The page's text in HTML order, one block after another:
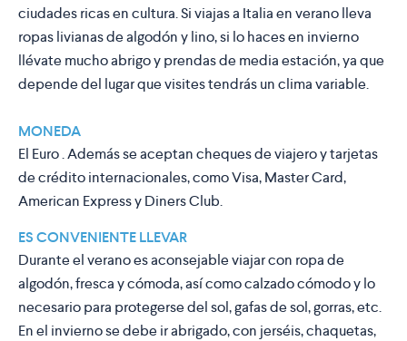
ciudades ricas en cultura. Si viajas a Italia en verano lleva
ropas livianas de algodón y lino, si lo haces en invierno
llévate mucho abrigo y prendas de media estación, ya que
depende del lugar que visites tendrás un clima variable.
MONEDA
El Euro . Además se aceptan cheques de viajero y tarjetas
de crédito internacionales, como Visa, Master Card,
American Express y Diners Club.
ES CONVENIENTE LLEVAR
Durante el verano es aconsejable viajar con ropa de
algodón, fresca y cómoda, así como calzado cómodo y lo
necesario para protegerse del sol, gafas de sol, gorras, etc.
En el invierno se debe ir abrigado, con jerséis, chaquetas,